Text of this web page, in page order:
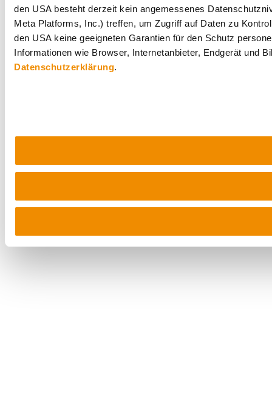
den USA besteht derzeit kein angemessenes
Meta Platforms, Inc.) treffen, um Zugriff auf Daten zu
den USA keine geeigneten Garantien für den Schutz
Informationen wie Browser, Internetanbieter, Endgerät und
Datenschutzerklärung.